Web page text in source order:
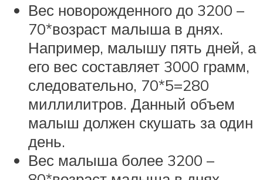
Вес новорожденного до 3200 –
70*возраст малыша в днях.
Например, малышу пять дней, а
его вес составляет 3000 грамм,
следовательно, 70*5=280
миллилитров. Данный объем
малыш должен скушать за один
день.
Вес малыша более 3200 –